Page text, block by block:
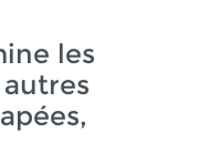
les